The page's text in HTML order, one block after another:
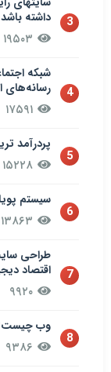
3
داشته باشد
4
رسانه‌های
۱۷۵۹۱
5
پردرآمد
۱۵۲۲۸
6
سيستم
7
طراحی
اقتصاد
۹۹۲۰
8
وب